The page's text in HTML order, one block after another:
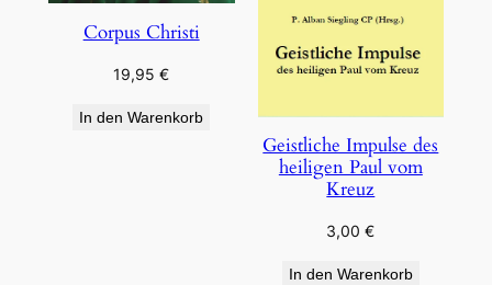
Corpus Christi
19,95€
In den Warenkorb
Geistliche Impulse des
heiligen Paul vom
Kreuz
3,00€
In den Warenkorb